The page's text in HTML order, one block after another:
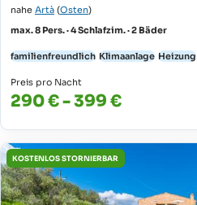
nahe Artà (Osten)
max. 8 Pers. · 4 Schlafzim. · 2 Bäder
familienfreundlich Klimaanlage Heizung
Preis pro Nacht
290 € - 399 €
KOSTENLOS STORNIERBAR